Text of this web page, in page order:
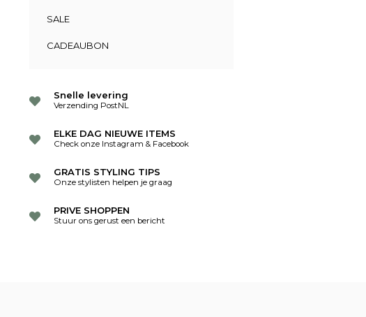
SALE
CADEAUBON
Snelle levering
Verzending PostNL
ELKE DAG NIEUWE ITEMS
Check onze Instagram & Facebook
GRATIS STYLING TIPS
Onze stylisten helpen je graag
PRIVE SHOPPEN
Stuur ons gerust een bericht